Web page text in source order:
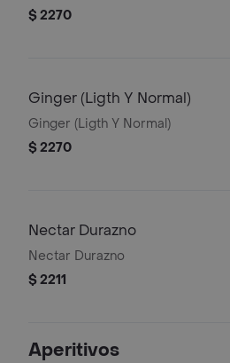
$ 2270
Ginger (Ligth Y Normal)
Ginger (Ligth Y Normal)
$ 2270
Nectar Durazno
Nectar Durazno
$ 2211
Aperitivos